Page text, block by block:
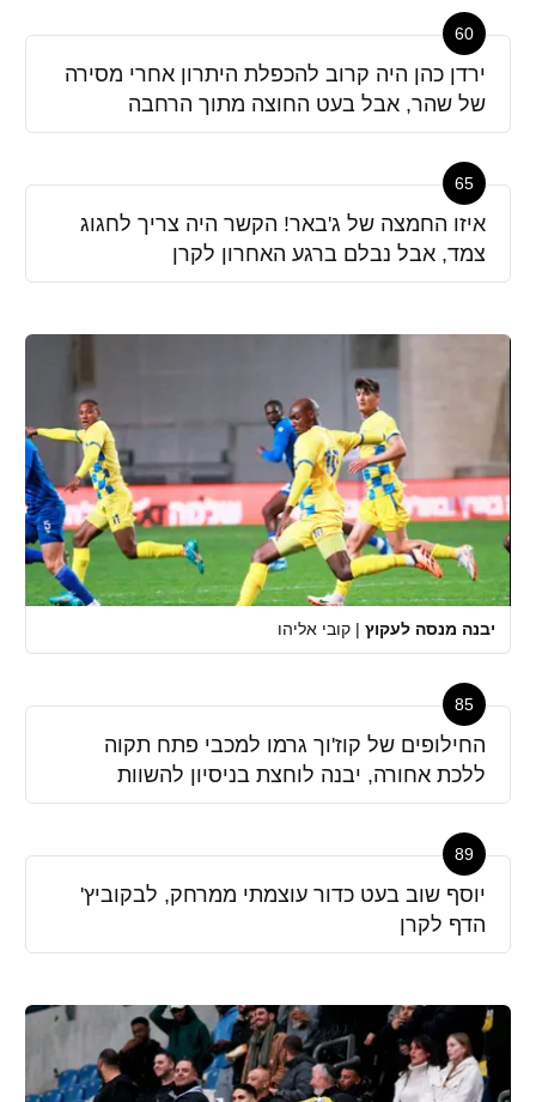
60
ירדן כהן היה קרוב להכפלת היתרון אחרי מסירה
של שהר, אבל בעט החוצה מתוך הרחבה
65
איזו החמצה של ג'באר! הקשר היה צריך לחגוג
צמד, אבל נבלם ברגע האחרון לקרן
יבנה מנסה לעקוץ | קובי אליהו
85
החילופים של קוז'וך גרמו למכבי פתח תקוה
ללכת אחורה, יבנה לוחצת בניסיון להשוות
89
יוסף שוב בעט כדור עוצמתי ממרחק, לבקוביץ'
הדף לקרן